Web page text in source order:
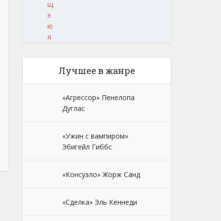
щ
э
ю
я
Лучшее в жанре
«Агрессор» Пенелопа
Дуглас
«Ужин с вампиром»
Эбигейл Гиббс
«Консуэло» Жорж Санд
«Сделка» Эль Кеннеди